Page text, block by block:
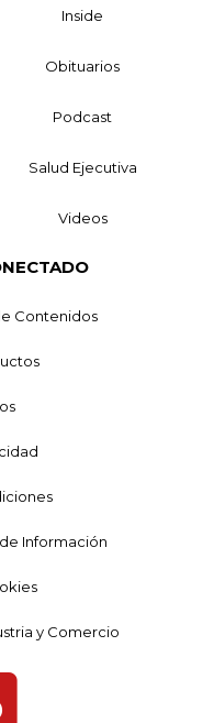
Inside
Obituarios
Podcast
Salud Ejecutiva
Videos
Contenidos
Información
y Comercio